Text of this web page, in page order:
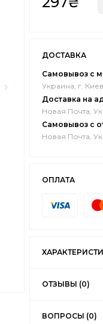
ДОСТАВКА
Самовывоз с
Украина, г.
Доставка на
Новая Почта,
Самовывоз с
Новая Почта,
ОПЛАТА
ОТЗЫВЫ (0)
ВОПРОСЫ (0)